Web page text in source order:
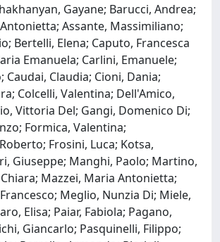
Gayane; Barucci, Andrea;
Assante, Massimiliano;
Bertelli, Elena; Caputo, Francesca
Emanuela; Carlini, Emanuele;
Caudai, Claudia; Cioni, Dania;
Colcelli, Valentina; Dell'Amico,
Vittoria Del; Gangi, Domenico Di;
Formica, Valentina;
Frosini, Luca; Kotsa,
Giuseppe; Manghi, Paolo; Martino,
Mazzei, Maria Antonietta;
Meglio, Nunzia Di; Miele,
Elisa; Paiar, Fabiola; Pagano,
Giancarlo; Pasquinelli, Filippo;